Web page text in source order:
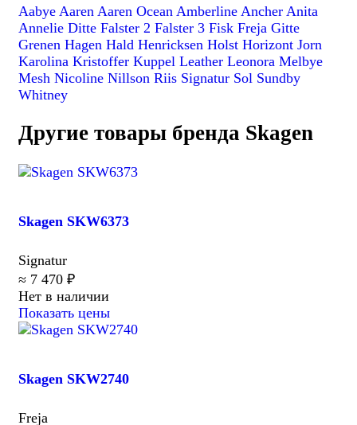
Aabye Aaren Aaren Ocean Amberline Ancher Anita
Annelie Ditte Falster 2 Falster 3 Fisk Freja Gitte
Grenen Hagen Hald Henricksen Holst Horizont Jorn
Karolina Kristoffer Kuppel Leather Leonora Melbye
Mesh Nicoline Nillson Riis Signatur Sol Sundby
Whitney
Другие товары бренда Skagen
Skagen SKW6373
Signatur
≈ 7 470 ₽
Нет в наличии
Показать цены
Skagen SKW2740
Freja